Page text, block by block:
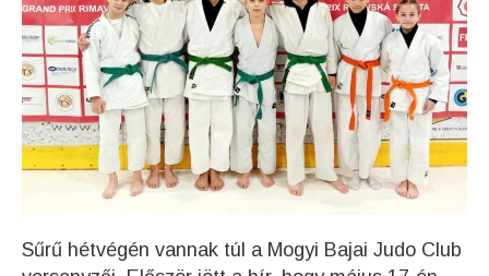
Sűrű hétvégén vannak túl a Mogyi Bajai Judo Club